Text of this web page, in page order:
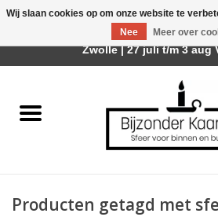
Räder Design Stories
Geurkaarsen
Producten getagd met
Wij slaan cookies op om onze website te
Nee
Meer over
Afhalen is mogelijk bij mijn winkel
Zwolle | 27 juli t/m 3 aug